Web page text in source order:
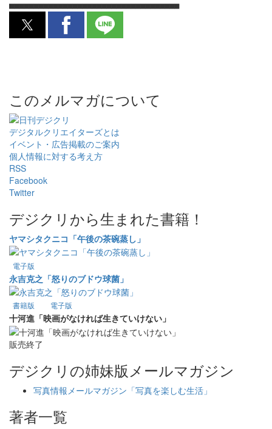
■■■■■■■■■■■■■■■■■■■■■■■■■■■■■■■■■■■
このメルマガについて
デジタルクリエイターズとは
イベント・広告掲載のご案内
個人情報に対する考え方
RSS
Facebook
Twitter
デジクリから生まれた書籍！
ヤマシタクニコ「午後の茶碗蒸し」
電子版
永吉克之「怒りのブドウ球菌」
書籍版 電子版
十河進「映画がなければ生きていけない」
販売終了
デジクリの姉妹版メールマガジン
写真情報メールマガジン「写真を楽しむ生活」
著者一覧